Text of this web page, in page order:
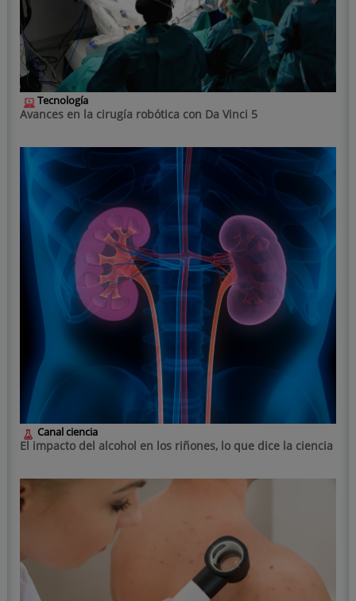
Tecnología
Avances en la cirugía robótica con Da Vinci 5
Canal ciencia
El impacto del alcohol en los riñones, lo que dice la ciencia